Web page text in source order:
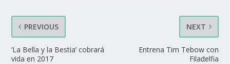
PREVIOUS
‘La Bella y la Bestia’ cobrará
vida en 2017
NEXT
Entrena Tim Tebow con
Filadelfia